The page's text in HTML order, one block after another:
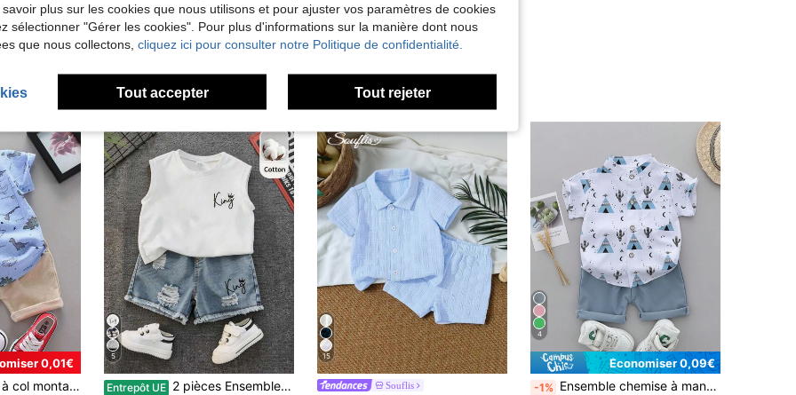
0,01€
Ensemble chemise à col montant à manches courtes et shorts pour bébé garçon avec imprimé tout sur tout de motif de petit dinosaure pour l'été
5
Entrepôt UE 2 pièces Ensemble t-shirt sans manches mode décontractée et short en jean pour bébé/bébé garçon, tenue de bébé garçon, vêtements d'été pour bébé garçon, streetwear
15
Souflis
4
Économiser 0,09€
-1% Ensemble chemise à manches courtes et short d'été pour bébé garçon, à col entier imprimé aléatoire de dessins animés
#5 BEST-SELLERS
de Dessin animé Ensembles de chemises pour bébé ga
plus sur les cookies que nous utilisons et pour ajuster vos paramètres de cookies
sélectionner "Gérer les cookies". Pour plus d'informations sur la manière dont nous
que nous collectons, cliquez ici pour consulter notre Politique de confidentialité.
Tout accepter Tout rejeter